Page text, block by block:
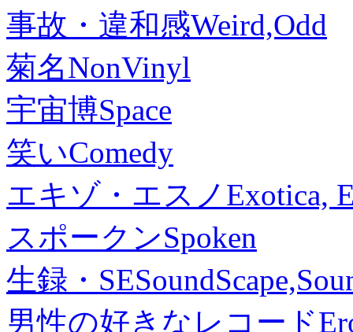
事故・違和感Weird,Odd
菊名NonVinyl
宇宙博Space
笑いComedy
エキゾ・エスノ Exotica,
スポークンSpoken
生録・SE
男性の好きなレコード